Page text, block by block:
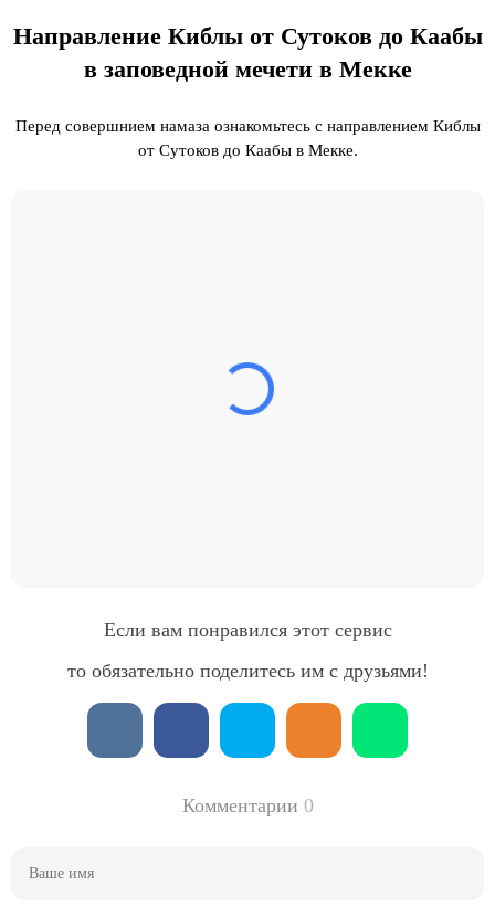
Направление Киблы от Сутоков до Каабы
в заповедной мечети в Мекке
Перед совершнием намаза ознакомьтесь с направлением Киблы
от Сутоков до Каабы в Мекке.
Если вам понравился этот сервис
то обязательно поделитесь им с друзьями!
Комментарии 0